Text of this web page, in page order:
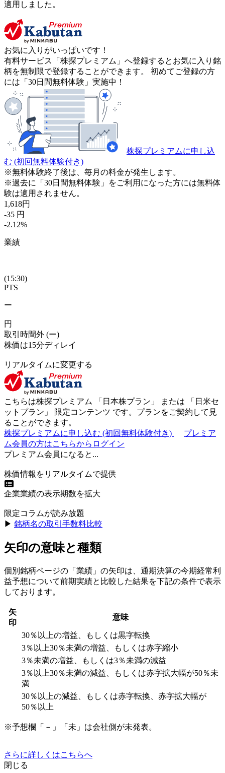
適用しました。
お気に入りがいっぱいです！
有料サービス「株探プレミアム」へ登録するとお気に入り銘
柄を無制限で登録することができます。 初めてご登録の方
には「30日間無料体験」実施中！
株探プレミアムに申し込
む (初回無料体験付き)
※無料体験終了後は、毎月の料金が発生します。
※過去に「30日間無料体験」をご利用になった方には無料体
験は適用されません。
1,618円
-35 円
-2.12%
業績
(15:30)
PTS
ー
円
取引時間外 (ー)
株価は15分ディレイ
リアルタイムに変更する
こちらは株探プレミアム 「 日本株プラン 」 または 「 日米セ
ットプラン 」 限定コンテンツ です。プランをご契約して見
ることができます。
株探プレミアムに申し込む (初回無料体験付き)
プレミア
ム会員の方はこちらからログイン
プレミアム会員になると...
株価情報をリアルタイムで提供
企業業績の表示期数を拡大
限定コラムが読み放題
▶︎ 銘柄名の取引手数料比較
矢印の意味と種類
個別銘柄ページの「業績」の矢印は、通期決算の今期経常利
益予想について前期実績と比較した結果を下記の条件で表示
しております。
矢
印
意味
30％以上の増益、もしくは黒字転換
3％以上30％未満の増益、もしくは赤字縮小
3％未満の増益、もしくは3％未満の減益
3％以上30％未満の減益、もしくは赤字拡大幅が50％未
満
30％以上の減益、もしくは赤字転換、赤字拡大幅が
50％以上
※予想欄「－」「未」は会社側が未発表。
さらに詳しくはこちらへ
閉じる